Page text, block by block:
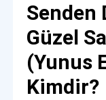
Senden
Güzel
(Yunus
Kimdir?